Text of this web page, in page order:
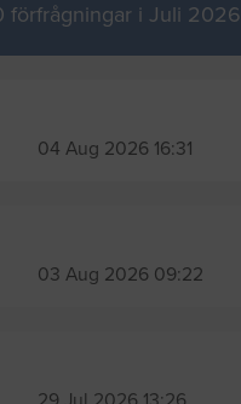
förfrågningar i Juli 2026
04 Aug 2026 16:31
03 Aug 2026 09:22